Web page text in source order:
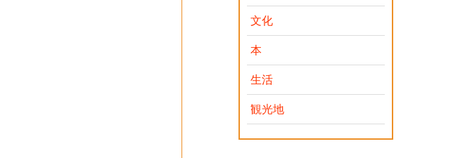
文化
本
生活
観光地